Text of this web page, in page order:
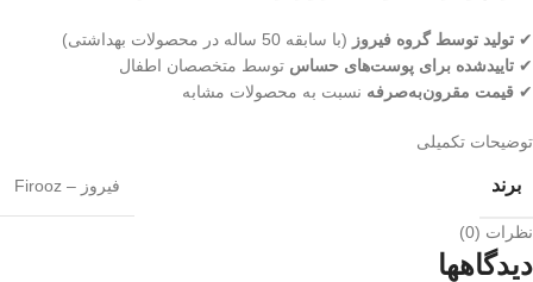
✔ تولید توسط گروه فیروز (با سابقه 50 ساله در محصولات بهداشتی)
✔ تاییدشده برای پوست‌های حساس توسط متخصصان اطفال
✔ قیمت مقرون‌به‌صرفه نسبت به محصولات مشابه
توضیحات تکمیلی
برند فیروز – Firooz
نظرات (0)
دیدگاهها